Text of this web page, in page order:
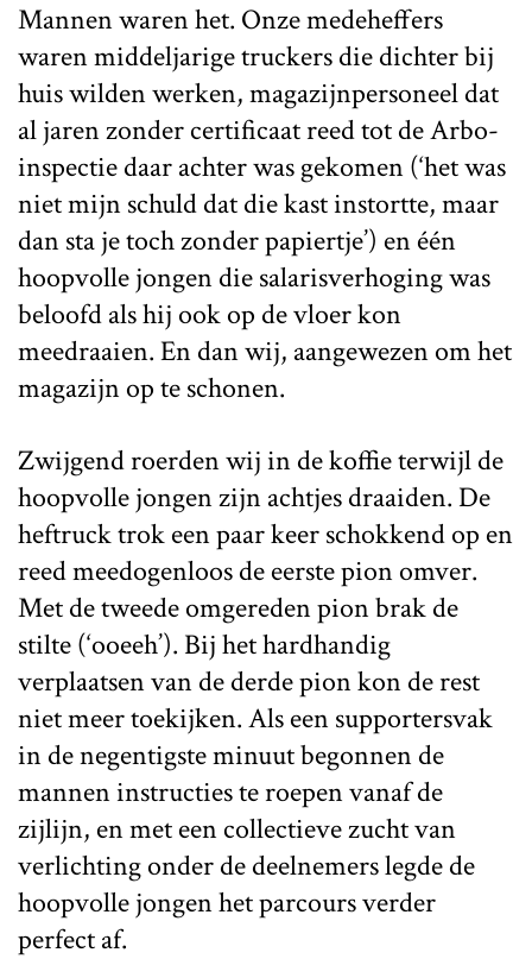
Mannen waren het. Onze medeheffers
waren middeljarige truckers die dichter bij
huis wilden werken, magazijnpersoneel dat
al jaren zonder certificaat reed tot de Arbo-
inspectie daar achter was gekomen (‘het was
niet mijn schuld dat die kast instortte, maar
dan sta je toch zonder papiertje’) en één
hoopvolle jongen die salarisverhoging was
beloofd als hij ook op de vloer kon
meedraaien. En dan wij, aangewezen om het
magazijn op te schonen.
Zwijgend roerden wij in de koffie terwijl de
hoopvolle jongen zijn achtjes draaiden. De
heftruck trok een paar keer schokkend op en
reed meedogenloos de eerste pion omver.
Met de tweede omgereden pion brak de
stilte (‘ooeeh’). Bij het hardhandig
verplaatsen van de derde pion kon de rest
niet meer toekijken. Als een supportersvak
in de negentigste minuut begonnen de
mannen instructies te roepen vanaf de
zijlijn, en met een collectieve zucht van
verlichting onder de deelnemers legde de
hoopvolle jongen het parcours verder
perfect af.